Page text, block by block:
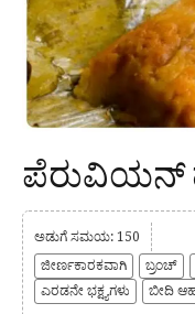
ಪೆರುವಿಯನ್
ಅಡುಗೆ ಸಮಯ: 150
ಜೀರ್ಣಕಾರಕವಾಗಿ
ಬ್ರಂಚ್
ಎರಡನೇ ಭಕ್ಷ್ಯಗಳು
ಬೀದಿ